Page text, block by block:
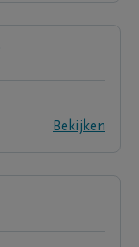
Bekijken